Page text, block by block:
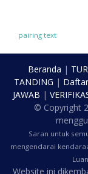
pairing text
Beranda |
TANDING | Daftar
JAWAB |
© Copyright
Saran untuk
mengendarai
Website ini